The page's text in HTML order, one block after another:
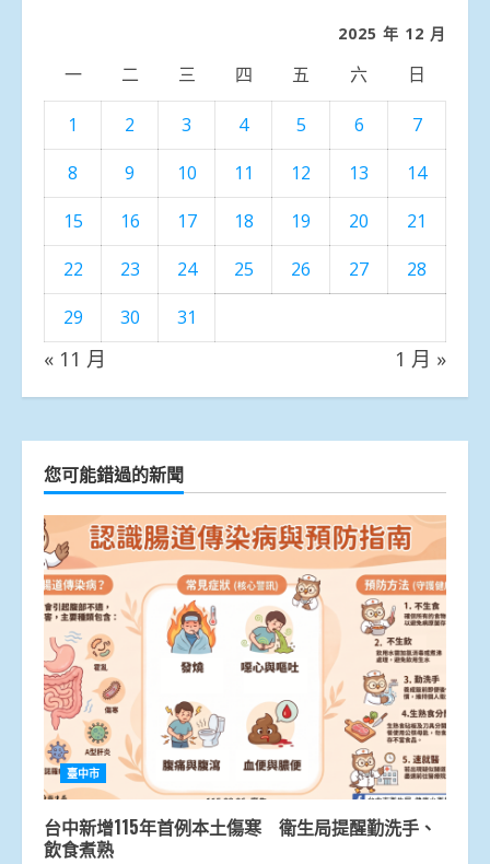
2025 年 12 月
一 二 三 四 五 六 日
1 2 3 4 5 6
7
8
9 10 11 12 13
14
15
16 17 18 19 20
21
22
23 24 25 26 27
28
29
30 31
« 11 月 1 月 »
您可能錯過的新聞
臺中市
台中新增115年首例本土傷寒 衛生局提醒勤洗手、
飲食煮熟